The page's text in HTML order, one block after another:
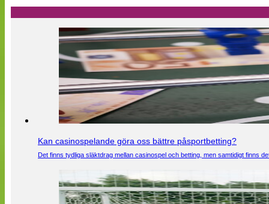
Kan casinospelande göra oss bättre påsportbetting?
Det finns tydliga släktdrag mellan casinospel och betting, men samtidigt finns